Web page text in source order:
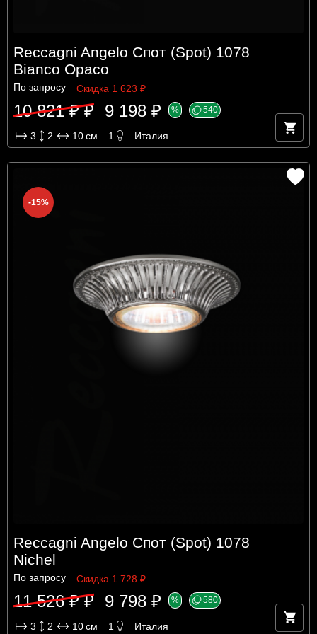
Reccagni Angelo Спот (Spot) 1078
Bianco Opaco
По запросу Скидка 1 623 ₽
10 821 ₽ ₽ 9 198 ₽ % 540
3 2 10см 1 Италия
-15%
Reccagni Angelo Спот (Spot) 1078
Nichel
По запросу Скидка 1 728 ₽
11 526 ₽ ₽ 9 798 ₽ % 580
3 2 10см 1 Италия